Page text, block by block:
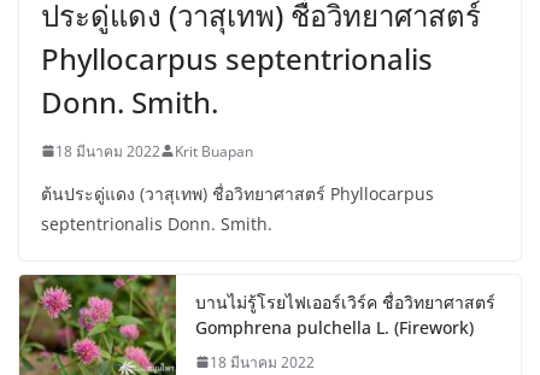
ประดู่แดง (วาสุเทพ) ชื่อวิทยาศาสตร์
Phyllocarpus septentrionalis
Donn. Smith.
18 มีนาคม 2022 Krit Buapan
ต้นประดู่แดง (วาสุเทพ) ชื่อวิทยาศาสตร์ Phyllocarpus
septentrionalis Donn. Smith.
บานไม่รู้โรยไฟเออร์เวิร์ค ชื่อวิทยาศาสตร์
Gomphrena pulchella L. (Firework)
18 มีนาคม 2022